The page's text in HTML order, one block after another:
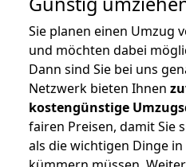
Sie planen einen Umzug
und möchten dabei
Dann sind Sie bei uns
Netzwerk bieten Ihnen
kostengünstige
fairen Preisen, damit Sie
als die wichtigen Dinge